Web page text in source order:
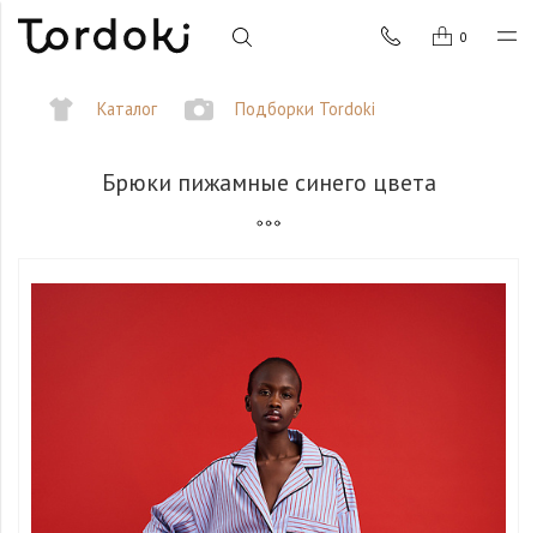
0
Каталог Подборки Tordoki
Брюки пижамные синего цвета